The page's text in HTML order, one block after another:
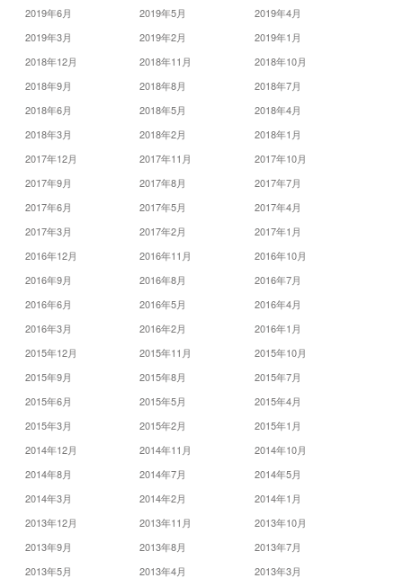
2019年6月
2019年5月
2019年4月
2019年3月
2019年2月
2019年1月
2018年12月
2018年11月
2018年10月
2018年9月
2018年8月
2018年7月
2018年6月
2018年5月
2018年4月
2018年3月
2018年2月
2018年1月
2017年12月
2017年11月
2017年10月
2017年9月
2017年8月
2017年7月
2017年6月
2017年5月
2017年4月
2017年3月
2017年2月
2017年1月
2016年12月
2016年11月
2016年10月
2016年9月
2016年8月
2016年7月
2016年6月
2016年5月
2016年4月
2016年3月
2016年2月
2016年1月
2015年12月
2015年11月
2015年10月
2015年9月
2015年8月
2015年7月
2015年6月
2015年5月
2015年4月
2015年3月
2015年2月
2015年1月
2014年12月
2014年11月
2014年10月
2014年8月
2014年7月
2014年5月
2014年3月
2014年2月
2014年1月
2013年12月
2013年11月
2013年10月
2013年9月
2013年8月
2013年7月
2013年5月
2013年4月
2013年3月